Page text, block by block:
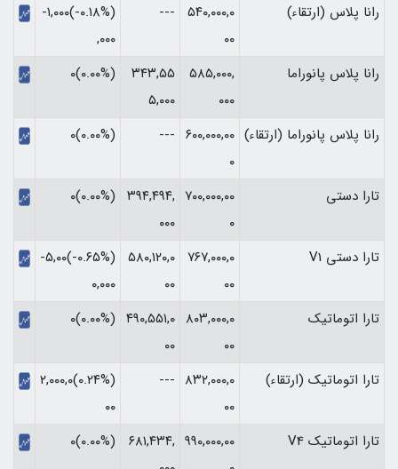
رانا پلاس (ارتقاء)
۵۴۰,۰۰۰,۰
۰۰
---
(‎-۰.۱۸%‏)‎-۱,۰۰۰
,۰۰۰‏
رانا پلاس پانوراما
۵۸۵,۰۰۰,
۰۰۰
۳۴۳,۵۵
۵,۰۰۰
(۰.۰۰%)۰
رانا پلاس پانوراما (ارتقاء) ۶۰۰,۰۰۰,۰۰
۰
--- (۰.۰۰%)۰
تارا دستی
۷۰۰,۰۰۰,۰۰
۰
۳۹۴,۴۹۴,
۰۰۰
(۰.۰۰%)۰
تارا دستی V1
۷۶۷,۰۰۰,۰
۰۰
۵۸۰,۱۲۰,۰
۰۰
(‎-۰.۶۵%‏)‎-۵,۰۰
۰,۰۰۰‏
تارا اتوماتیک
۸۰۳,۰۰۰,۰
۰۰
۴۹۰,۵۵۱,۰
۰۰
(۰.۰۰%)۰
تارا اتوماتیک (ارتقاء)
۸۳۲,۰۰۰,۰
۰۰
---
(‎۰.۲۴%‏)‎۲,۰۰۰,۰
۰۰‏
تارا اتوماتیک V4
۹۹۰,۰۰۰,۰۰ ۶۸۱,۴۳۴,
(۰.۰۰%)۰